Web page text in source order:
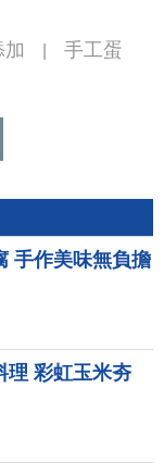
加
手工蛋
手作美味無負擔
理 彩虹玉米夯